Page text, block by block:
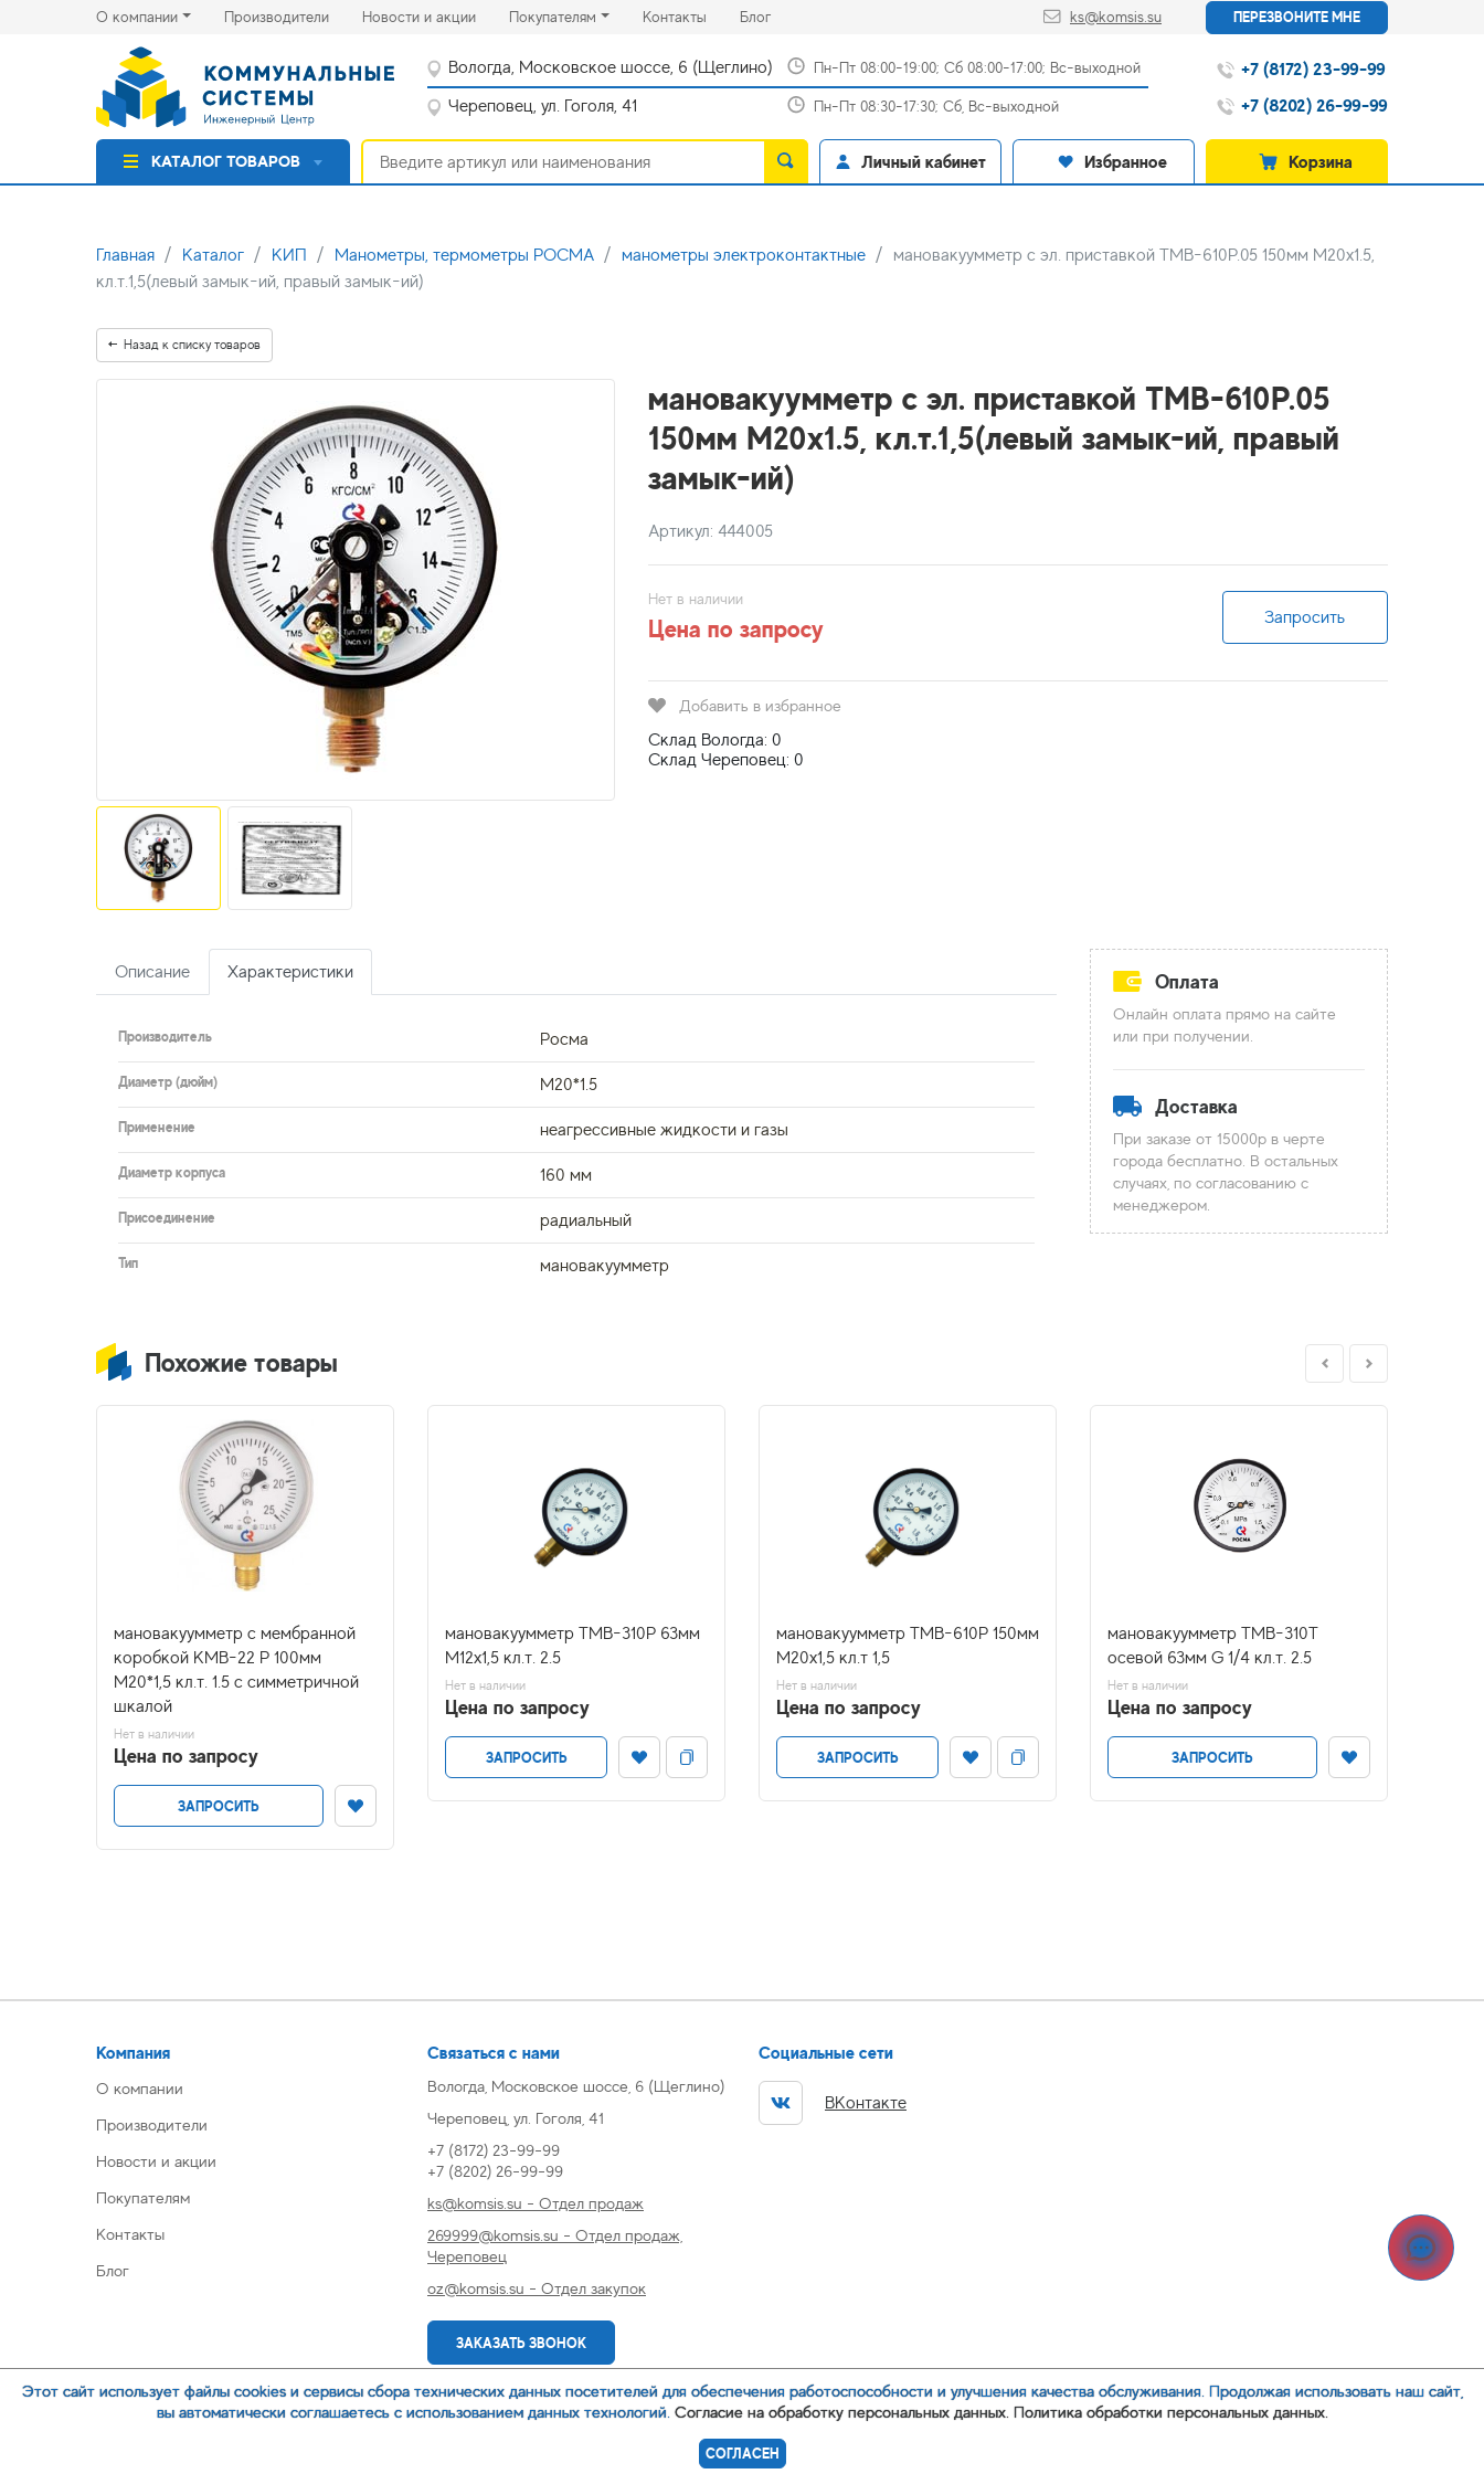
О компании Производители(current)Новости и акции(current)Покупателям Контакты(current)
Блог(current) ks@komsis.su ПЕРЕЗВОНИТЕ МНЕ
Вологда, Московское шоссе, 6 (Щеглино) Пн-Пт 08:00-19:00; Сб 08:00-17:00; Вс-выходной
Череповец, ул. Гоголя, 41 Пн-Пт 08:30-17:30; Сб, Вс-выходной
+7 (8172) 23-99-99
+7 (8202) 26-99-99
КАТАЛОГ ТОВАРОВ Личный кабинет Избранное Корзина
Главная Каталог КИП Манометры, термометры РОСМА манометры электроконтактные
мановакуумметр с эл. приставкой ТМВ-610Р.05 150мм М20х1.5,
кл.т.1,5(левый замык-ий, правый замык-ий)
Назад к списку товаров
мановакуумметр с эл. приставкой ТМВ-610Р.05
150мм М20х1.5, кл.т.1,5(левый замык-ий, правый
замык-ий)
Артикул: 444005
Нет в наличии
Цена по запросу Запросить
Добавить в избранное
Склад Вологда: 0
Склад Череповец: 0
Описание Характеристики
Производитель Росма
Диаметр (дюйм) M20*1.5
Применение неагрессивные жидкости и газы
Диаметр корпуса 160 мм
Присоединение радиальный
Тип мановакуумметр
Оплата
Онлайн оплата прямо на сайте
или при получении.
Доставка
При заказе от 15000р в черте
города бесплатно. В остальных
случаях, по согласованию с
менеджером.
Похожие товары
мановакуумметр с мембранной
коробкой КМВ-22 Р 100мм
М20*1,5 кл.т. 1.5 с симметричной
шкалой
Нет в наличии
Цена по запросу
ЗАПРОСИТЬ
мановакуумметр ТМВ-310Р 63мм
М12х1,5 кл.т. 2.5
Нет в наличии
Цена по запросу
ЗАПРОСИТЬ
мановакуумметр ТМВ-610Р 150мм
М20х1,5 кл.т 1,5
Нет в наличии
Цена по запросу
ЗАПРОСИТЬ
мановакуумметр ТМВ-310Т
осевой 63мм G 1/4 кл.т. 2.5
Нет в наличии
Цена по запросу
ЗАПРОСИТЬ
Компания
О компании
Производители
Новости и акции
Покупателям
Контакты
Блог
Связаться с нами
Вологда, Московское шоссе, 6 (Щеглино)
Череповец, ул. Гоголя, 41
+7 (8172) 23-99-99
+7 (8202) 26-99-99
ks@komsis.su - Отдел продаж
269999@komsis.su - Отдел продаж,
Череповец
oz@komsis.su - Отдел закупок
ЗАКАЗАТЬ ЗВОНОК
Социальные сети
ВКонтакте
Этот сайт использует файлы cookies и сервисы сбора технических данных посетителей для обеспечения работоспособности и улучшения качества обслуживания. Продолжая использовать наш сайт,
вы автоматически соглашаетесь с использованием данных технологий. Согласие на обработку персональных данных. Политика обработки персональных данных.
СОГЛАСЕН